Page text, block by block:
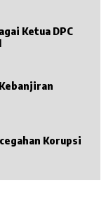
Ketua DPC
Korupsi